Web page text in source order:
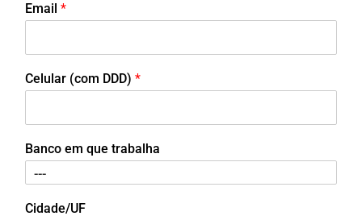
Email *
Celular (com DDD) *
Banco em que trabalha
Cidade/UF